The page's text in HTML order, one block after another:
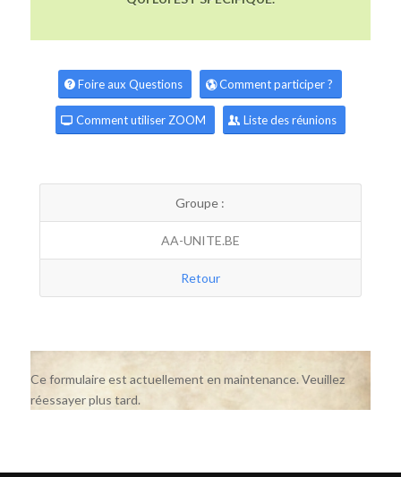
Foire aux Questions Comment participer ?
Comment utiliser ZOOM Liste des réunions
Groupe :
AA-UNITE.BE
Retour
Ce formulaire est actuellement en maintenance. Veuillez
réessayer plus tard.